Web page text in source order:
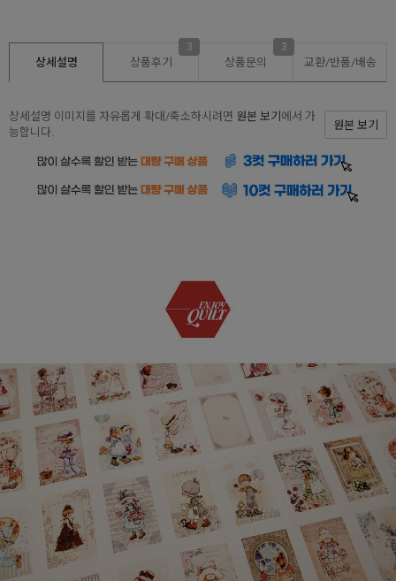
상세설명 상품후기
3
상품문의
3
교환/반품/배송
상세설명 이미지를 자유롭게 확대/축소하시려면 원본 보기 에서 가
능합니다.
원본 보기